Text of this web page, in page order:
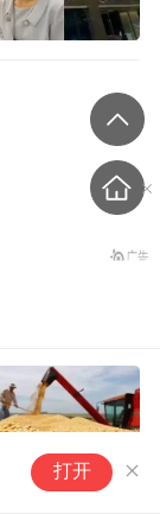
打开